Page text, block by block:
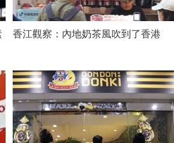
香江觀察：內地奶茶風吹到了香港